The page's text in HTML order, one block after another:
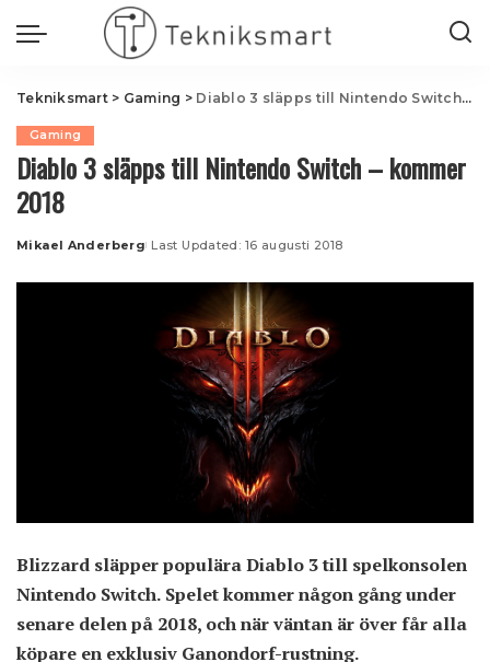
Tekniksmart> Gaming > Diablo 3 släpps till Nintendo Switch – kommer 2018
Gaming
Diablo 3 släpps till Nintendo Switch – kommer
2018
Posted
Mikael Anderberg Last Updated: 16 augusti 2018
Blizzard släpper populära Diablo 3 till spelkonsolen
Nintendo Switch. Spelet kommer någon gång under
senare delen på 2018, och när väntan är över får alla
köpare en exklusiv Ganondorf-rustning.